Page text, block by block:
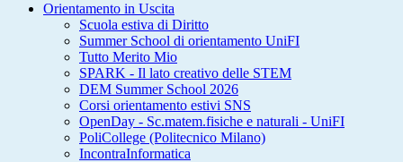
Orientamento in Uscita
Scuola estiva di Diritto
Summer School di orientamento UniFI
Tutto Merito Mio
SPARK - Il lato creativo delle STEM
DEM Summer School 2026
Corsi orientamento estivi SNS
OpenDay - Sc.matem.fisiche e naturali - UniFI
PoliCollege (Politecnico Milano)
IncontraInformatica